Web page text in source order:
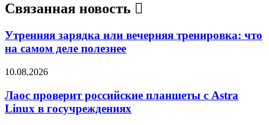
Связанная новость
Утренняя зарядка или вечерняя тренировка: что
на самом деле полезнее
10.08.2026
Лаос проверит российские планшеты с Astra
Linux в госучреждениях